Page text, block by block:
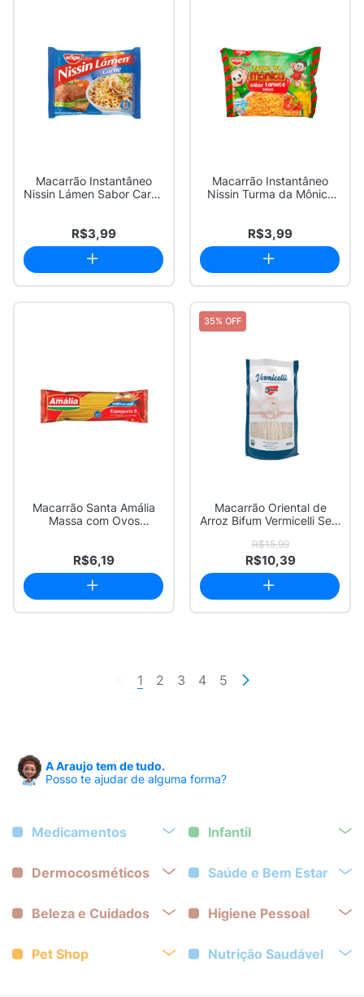
Macarrão Instantâneo
Nissin Lámen Sabor Carne
R$3,99
Macarrão Instantâneo
Nissin Turma da Mônica
R$3,99
Macarrão Santa Amália
Massa com Ovos
R$6,19
35% OFF
Macarrão Oriental de
Arroz Bifum Vermicelli Sem
R$15,99
R$10,39
1 2 3 4 5
A Araujo tem de tudo.
Posso te ajudar de alguma forma?
Medicamentos Infantil
Dermocosméticos Saúde e Bem Estar
Beleza e Cuidados Higiene Pessoal
Pet Shop Nutrição Saudável